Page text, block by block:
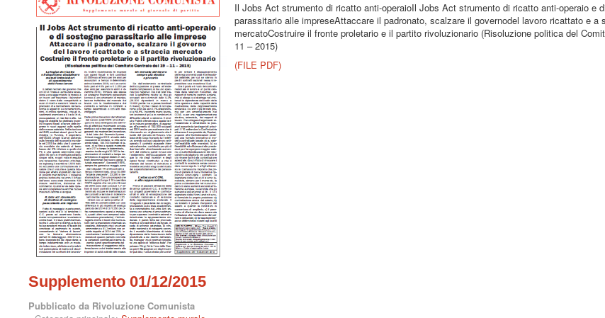
Il Jobs Act strumento di ricatto anti-operaioIl Jobs Act strumento di ricatto anti-operaio e
parassitario alle impreseAttaccare il padronato, scalzare il governodel lavoro ricattato e a
mercatoCostruire il fronte proletario e il partito rivoluzionario (Risoluzione politica del
11 – 2015)
(FILE PDF)
Supplemento 01/12/2015
Pubblicato da Rivoluzione Comunista